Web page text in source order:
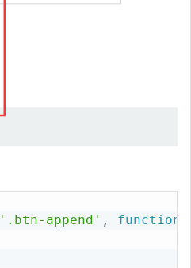
'.btn-append' , function